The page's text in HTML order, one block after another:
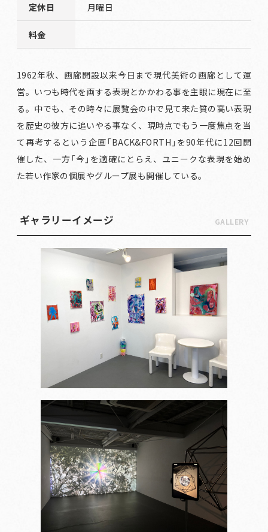
定休日 月曜日
料金
1962年秋、画廊開設以来今日まで現代美術の画廊として運
営。いつも時代を画する表現とかかわる事を主眼に現在に至
る。中でも、その時々に展覧会の中で見て来た質の高い表現
を歴史の彼方に追いやる事なく、現時点でもう一度焦点を当
て再考するという企画「BACK&FORTH」を90年代に12回開
催した、一方「今」を適確にとらえ、ユニークな表現を始め
た若い作家の個展やグループ展も開催している。
ギャラリーイメージ GALLERY